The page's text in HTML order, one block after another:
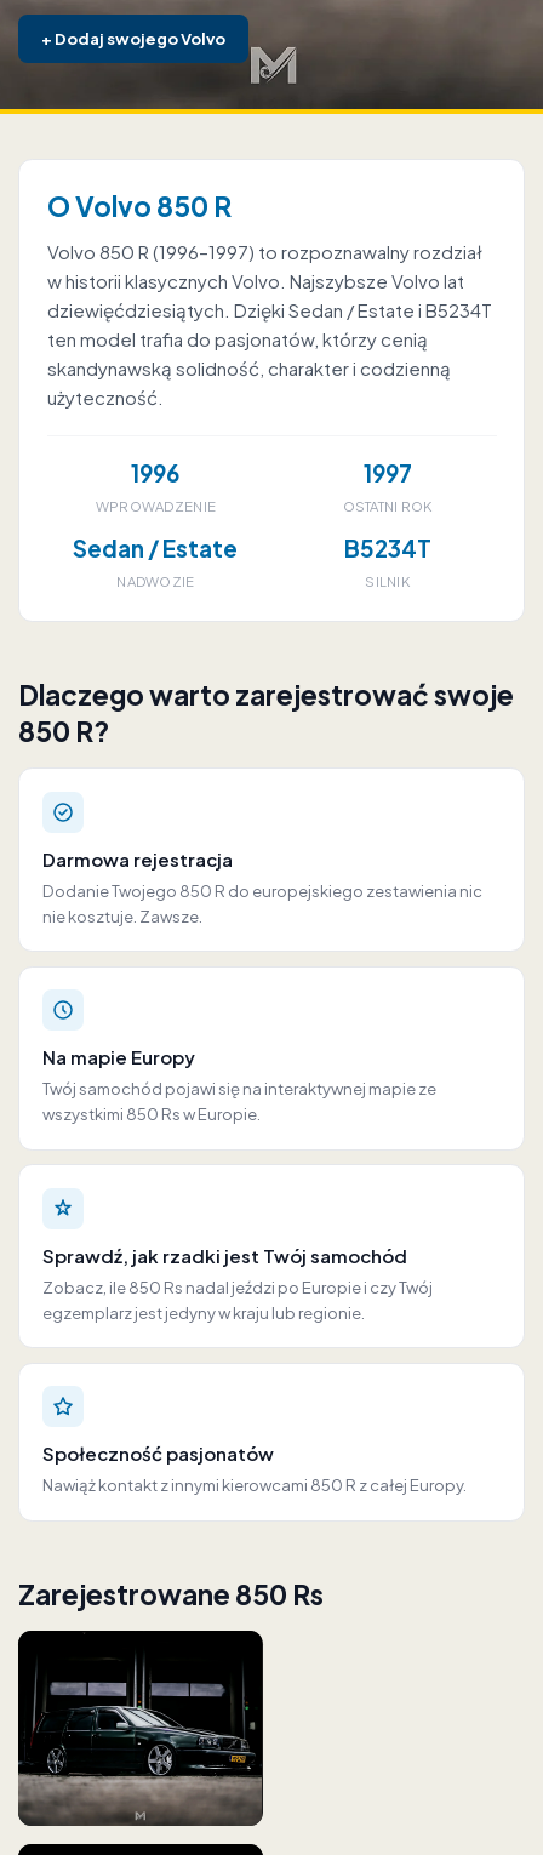
+ Dodaj swojego Volvo
O Volvo 850 R
Volvo 850 R (1996–1997) to rozpoznawalny rozdział
w historii klasycznych Volvo. Najszybsze Volvo lat
dziewięćdziesiątych. Dzięki Sedan / Estate i B5234T
ten model trafia do pasjonatów, którzy cenią
skandynawską solidność, charakter i codzienną
użyteczność.
1996
WPROWADZENIE
1997
OSTATNI ROK
Sedan / Estate
NADWOZIE
B5234T
SILNIK
Dlaczego warto zarejestrować swoje
850 R?
Darmowa rejestracja
Dodanie Twojego 850 R do europejskiego zestawienia nic
nie kosztuje. Zawsze.
Na mapie Europy
Twój samochód pojawi się na interaktywnej mapie ze
wszystkimi 850 Rs w Europie.
Sprawdź, jak rzadki jest Twój samochód
Zobacz, ile 850 Rs nadal jeździ po Europie i czy Twój
egzemplarz jest jedyny w kraju lub regionie.
Społeczność pasjonatów
Nawiąż kontakt z innymi kierowcami 850 R z całej Europy.
Zarejestrowane 850 Rs